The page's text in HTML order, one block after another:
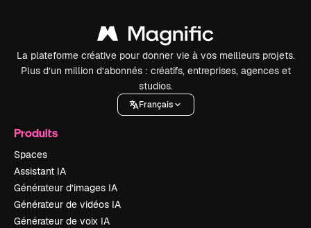
La plateforme créative pour donner vie à vos meilleurs projets.
Plus d’un million d’abonnés : créatifs, entreprises, agences et
studios.
Français
Produits
Spaces
Assistant IA
Générateur d’images IA
Générateur de vidéos IA
Générateur de voix IA